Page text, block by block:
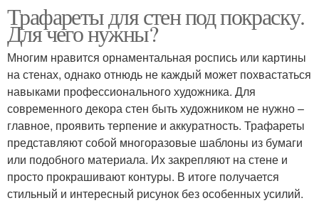
Трафареты для стен под покраску.
Для чего нужны?
Многим нравится орнаментальная роспись или картины
на стенах, однако отнюдь не каждый может похвастаться
навыками профессионального художника. Для
современного декора стен быть художником не нужно –
главное, проявить терпение и аккуратность. Трафареты
представляют собой многоразовые шаблоны из бумаги
или подобного материала. Их закрепляют на стене и
просто прокрашивают контуры. В итоге получается
стильный и интересный рисунок без особенных усилий.